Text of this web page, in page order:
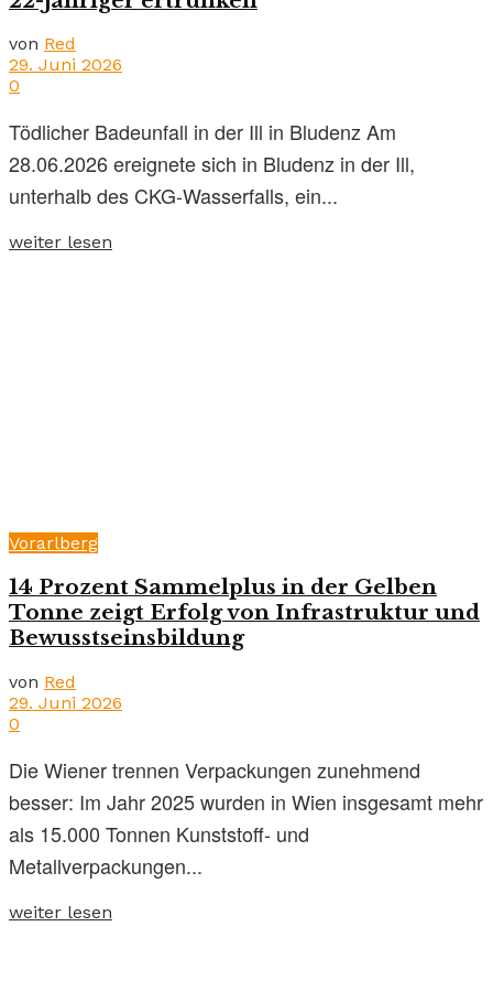
von Red
29. Juni 2026
0
Tödlicher Badeunfall in der Ill in Bludenz Am
28.06.2026 ereignete sich in Bludenz in der Ill,
unterhalb des CKG-Wasserfalls, ein...
weiter lesen
Vorarlberg
14 Prozent Sammelplus in der Gelben
Tonne zeigt Erfolg von Infrastruktur und
Bewusstseinsbildung
von Red
29. Juni 2026
0
Die Wiener trennen Verpackungen zunehmend
besser: Im Jahr 2025 wurden in Wien insgesamt mehr
als 15.000 Tonnen Kunststoff- und
Metallverpackungen...
weiter lesen